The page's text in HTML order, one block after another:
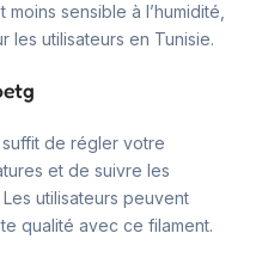
sensible à l’humidité,
les utilisateurs en Tunisie.
suffit de régler votre
et de suivre les
utilisateurs peuvent
qualité avec ce filament.